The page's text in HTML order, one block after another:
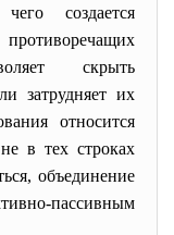
создается
скрыть
затрудняет их
относится
в тех строках
объединение
пассивным